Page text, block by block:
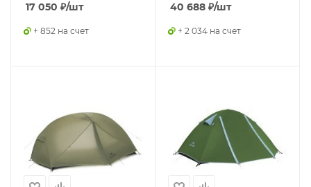
17 050 ₽/шт
+ 852 на счет
40 688 ₽/шт
+ 2 034 на счет